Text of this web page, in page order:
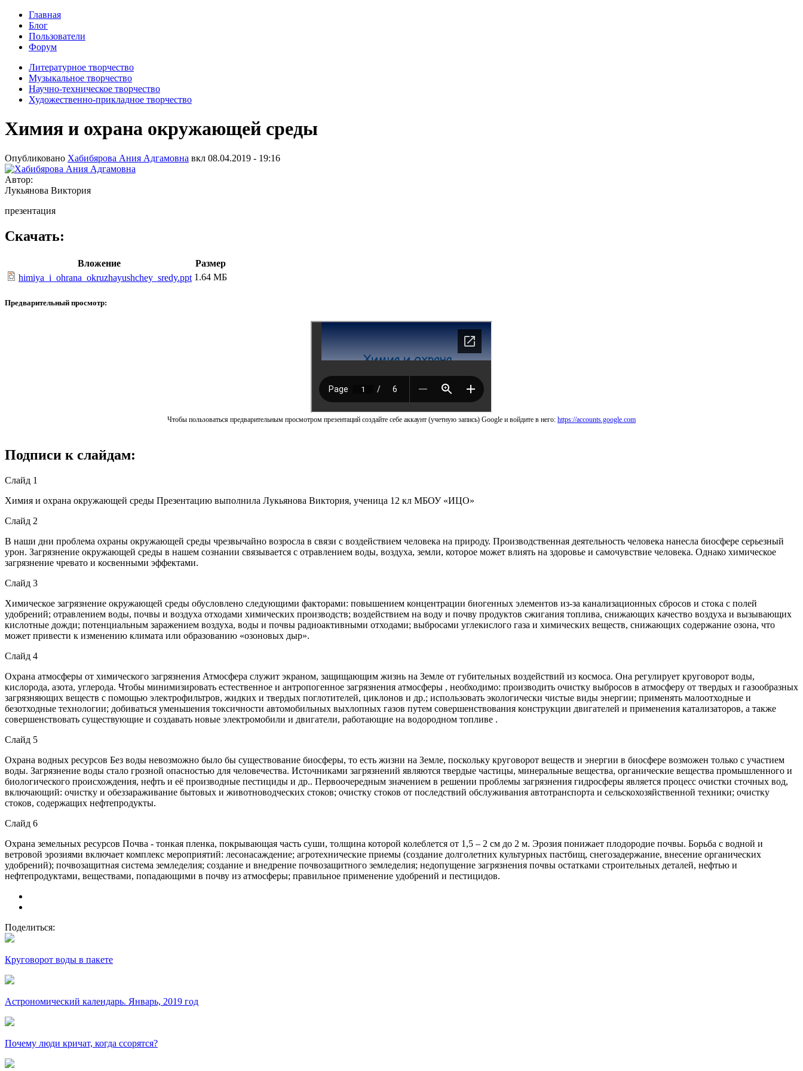
Главная
Блог
Пользователи
Форум
Литературное творчество
Музыкальное творчество
Научно-техническое творчество
Художественно-прикладное творчество
Химия и охрана окружающей среды
Опубликовано Хабибярова Ания Адгамовна вкл 08.04.2019 - 19:16
Автор:
Лукьянова Виктория
презентация
Скачать:
Вложение
Размер
himiya_i_ohrana_okruzhayushchey_sredy.ppt 1.64 МБ
Предварительный просмотр:
Чтобы пользоваться предварительным просмотром презентаций создайте себе аккаунт (учетную запись) Google и войдите в него: https://accounts.google.com
Подписи к слайдам:
Слайд 1
Химия и охрана окружающей среды Презентацию выполнила Лукьянова Виктория, ученица 12 кл МБОУ «ИЦО»
Слайд 2
В наши дни проблема охраны окружающей среды чрезвычайно возросла в связи с воздействием человека на природу. Производственная деятельность человека нанесла биосфере серьезный
урон. Загрязнение окружающей среды в нашем сознании связывается с отравлением воды, воздуха, земли, которое может влиять на здоровье и самочувствие человека. Однако химическое
загрязнение чревато и косвенными эффектами.
Слайд 3
Химическое загрязнение окружающей среды обусловлено следующими факторами: повышением концентрации биогенных элементов из-за канализационных сбросов и стока с полей
удобрений; отравлением воды, почвы и воздуха отходами химических производств; воздействием на воду и почву продуктов сжигания топлива, снижающих качество воздуха и вызывающих
кислотные дожди; потенциальным заражением воздуха, воды и почвы радиоактивными отходами; выбросами углекислого газа и химических веществ, снижающих содержание озона, что
может привести к изменению климата или образованию «озоновых дыр».
Слайд 4
Охрана атмосферы от химического загрязнения Атмосфера служит экраном, защищающим жизнь на Земле от губительных воздействий из космоса. Она регулирует круговорот воды,
кислорода, азота, углерода. Чтобы минимизировать естественное и антропогенное загрязнения атмосферы , необходимо: производить очистку выбросов в атмосферу от твердых и газообразных
загрязняющих веществ с помощью электрофильтров, жидких и твердых поглотителей, циклонов и др.; использовать экологически чистые виды энергии; применять малоотходные и
безотходные технологии; добиваться уменьшения токсичности автомобильных выхлопных газов путем совершенствования конструкции двигателей и применения катализаторов, а также
совершенствовать существующие и создавать новые электромобили и двигатели, работающие на водородном топливе .
Слайд 5
Охрана водных ресурсов Без воды невозможно было бы существование биосферы, то есть жизни на Земле, поскольку круговорот веществ и энергии в биосфере возможен только с участием
воды. Загрязнение воды стало грозной опасностью для человечества. Источниками загрязнений являются твердые частицы, минеральные вещества, органические вещества промышленного и
биологического происхождения, нефть и её производные пестициды и др.. Первоочередным значением в решении проблемы загрязнения гидросферы является процесс очистки сточных вод,
включающий: очистку и обеззараживание бытовых и животноводческих стоков; очистку стоков от последствий обслуживания автотранспорта и сельскохозяйственной техники; очистку
стоков, содержащих нефтепродукты.
Слайд 6
Охрана земельных ресурсов Почва - тонкая пленка, покрывающая часть суши, толщина которой колеблется от 1,5 – 2 см до 2 м. Эрозия понижает плодородие почвы. Борьба с водной и
ветровой эрозиями включает комплекс мероприятий: лесонасаждение; агротехнические приемы (создание долголетних культурных пастбищ, снегозадержание, внесение органических
удобрений); почвозащитная система земледелия; создание и внедрение почвозащитного земледелия; недопущение загрязнения почвы остатками строительных деталей, нефтью и
нефтепродуктами, веществами, попадающими в почву из атмосферы; правильное применение удобрений и пестицидов.
Поделиться:
Круговорот воды в пакете
Астрономический календарь. Январь, 2019 год
Почему люди кричат, когда ссорятся?